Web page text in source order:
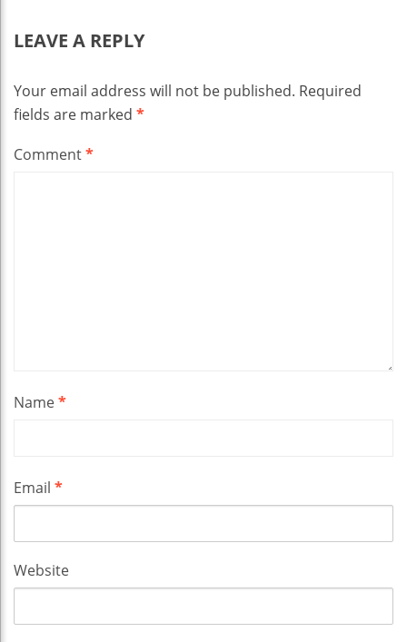
LEAVE A REPLY
Your email address will not be published. Required
fields are marked *
Comment*
Name*
Email *
Website